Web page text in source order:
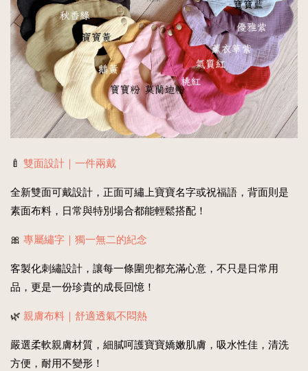
🍼 雙面設計｜一件兩戴
全新雙面可戴設計，正面可繡上寶寶名字或祝福語，背面則是
素面布料，日常與特別場合都能輕鬆搭配！
🎀 專屬繡字｜獨一無二的紀念
客製化刺繡設計，讓每一條圍兜都充滿心意，不只是日常用
品，更是一份珍貴的成長回憶！
🌿 親膚布料｜舒適透氣不悶熱
嚴選柔軟親膚材質，細膩呵護寶寶嬌嫩肌膚，吸水性佳，清洗
方便，耐用不變形！